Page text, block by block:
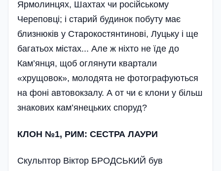
Ярмолинцях, Шахтах чи російському
Череповці; і старий будинок побуту має
близнюків у Старокостянтинові, Луцьку і ще
багатьох містах... Але ж ніхто не їде до
Кам’янця, щоб оглянути квартали
«хрущовок», молодята не фотографуються
на фоні автовокзалу. А от чи є клони у більш
знакових кам’янецьких споруд?
КЛОН №1, РИМ: СЕСТРА ЛАУРИ
Скульптор Віктор БРОДСЬКИЙ був